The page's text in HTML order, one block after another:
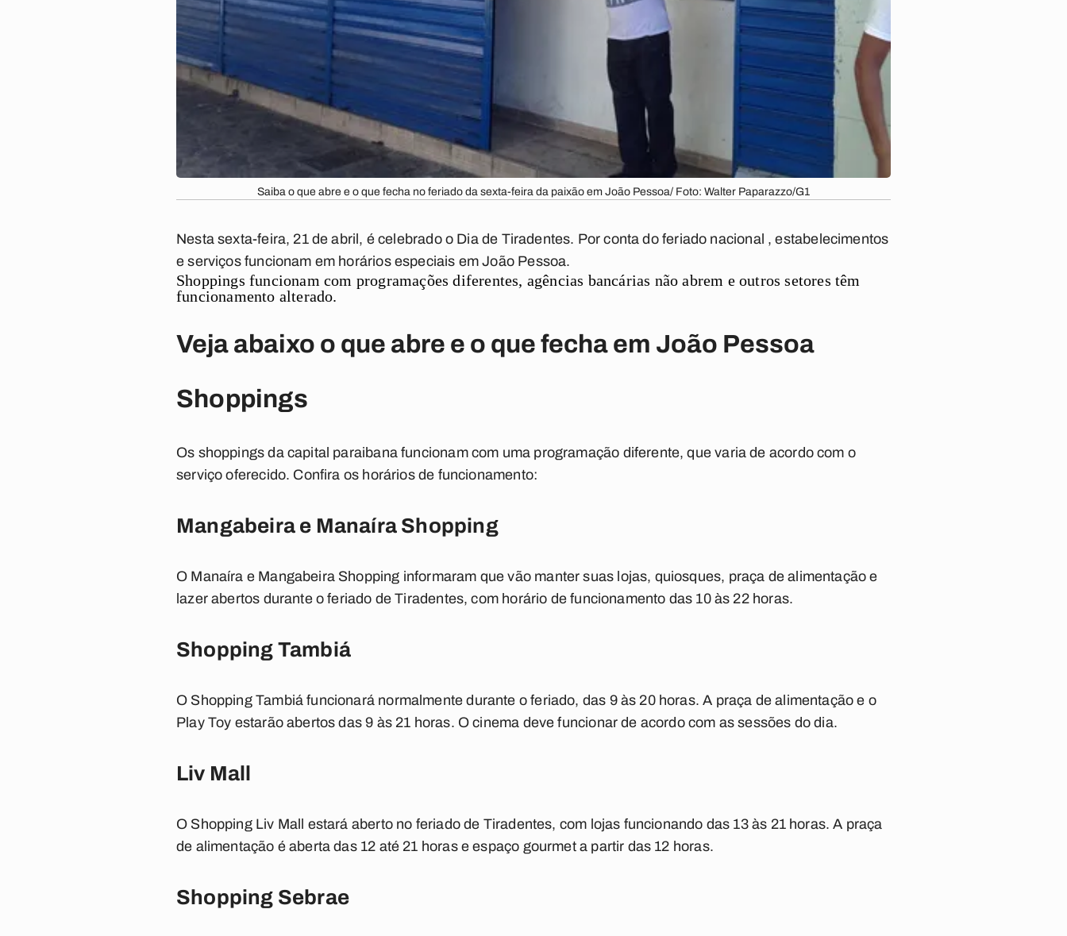
Saiba o que abre e o que fecha no feriado da sexta-feira da paixão em João Pessoa/ Foto: Walter Paparazzo/G1
Nesta sexta-feira, 21 de abril, é celebrado o Dia de Tiradentes. Por conta do feriado nacional , estabelecimentos
e serviços funcionam em horários especiais emJoão Pessoa.
Shoppings funcionam com programações diferentes, agências bancárias não abrem e outros setores têm
funcionamento alterado.
Veja abaixo o que abre e o que fecha em João Pessoa
Shoppings
Os shoppings da capital paraibana funcionam com uma programação diferente, que varia de acordo com o
serviço oferecido. Confira os horários de funcionamento:
Mangabeira e Manaíra Shopping
O Manaíra e Mangabeira Shopping informaram que vão manter suas lojas, quiosques, praça de alimentação e
lazer abertos durante o feriado de Tiradentes, com horário de funcionamento das 10 às 22 horas.
Shopping Tambiá
O Shopping Tambiá funcionará normalmente durante o feriado, das 9 às 20 horas. A praça de alimentação e o
Play Toy estarão abertos das 9 às 21 horas. O cinema deve funcionar de acordo com as sessões do dia.
Liv Mall
O Shopping Liv Mall estará aberto no feriado de Tiradentes, com lojas funcionando das 13 às 21 horas. A praça
de alimentação é aberta das 12 até 21 horas e espaço gourmet a partir das 12 horas.
Shopping Sebrae